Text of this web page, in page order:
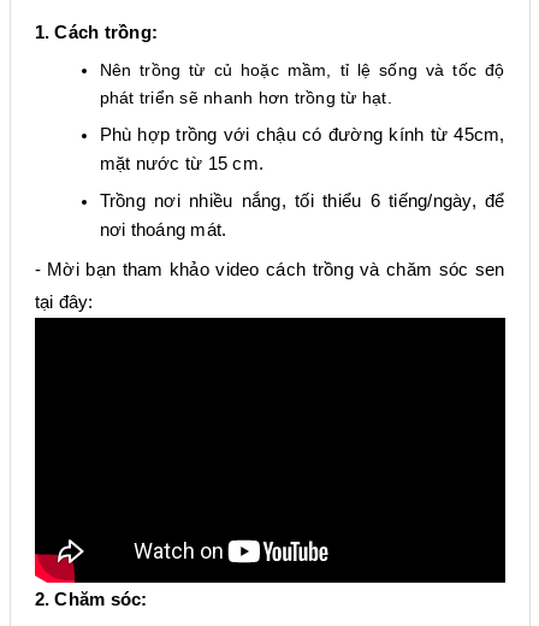
1. Cách trồng:
Nên trồng từ củ hoặc mầm, tỉ lệ sống và tốc độ
phát triển sẽ nhanh hơn trồng từ hạt.
Phù hợp trồng với chậu có đường kính từ 45cm,
mặt nước từ 15 cm.
Trồng nơi nhiều nắng, tối thiểu 6 tiếng/ngày, để
nơi thoáng mát.
​- Mời bạn tham khảo video cách trồng và chăm sóc sen
tại đây:
2. Chăm sóc: